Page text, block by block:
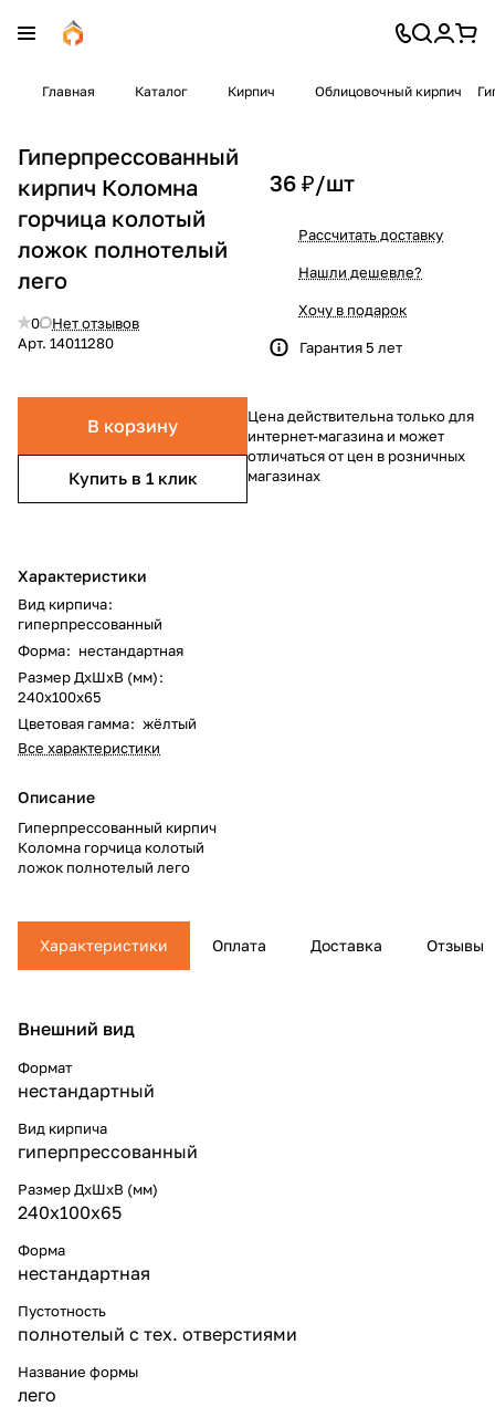
Главная Каталог Кирпич Облицовочный кирпич
Гиперпрессованный
кирпич Коломна
горчица колотый
ложок полнотелый
лего
0
Нет отзывов
Арт. 14011280
В корзину
Купить в 1 клик
Характеристики
Вид кирпича:
гиперпрессованный
Форма: нестандартная
Размер ДхШхВ (мм):
240x100x65
Цветовая гамма: жёлтый
Все характеристики
Описание
Гиперпрессованный кирпич
Коломна горчица колотый
ложок полнотелый лего
36 ₽/шт
Рассчитать доставку
Нашли дешевле?
Хочу в подарок
Гарантия 5 лет
Цена действительна только для
интернет-магазина и может
отличаться от цен в розничных
магазинах
Характеристики Оплата Доставка Отзывы
Внешний вид
Формат
нестандартный
Вид кирпича
гиперпрессованный
Размер ДхШхВ (мм)
240x100x65
Форма
нестандартная
Пустотность
полнотелый с тех. отверстиями
Название формы
лего